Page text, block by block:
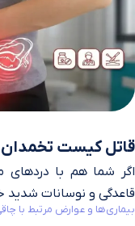
قاتل کیست
اگر شما هم با
قاعدگی و نوسانات
بیماری‌ها و عوارض مرتبط با